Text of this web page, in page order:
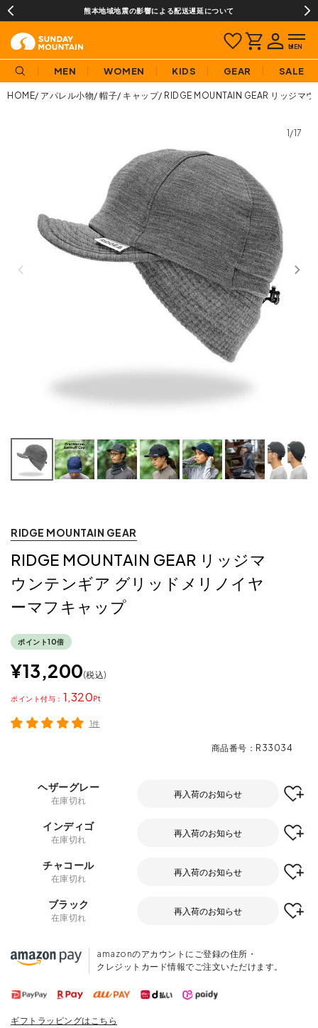
熊本地域地震の影響による配送遅延について
MEN WOMEN KIDS GEAR SALE
HOME アパレル小物 帽子 キャップ RIDGE MOUNTAIN GEAR リッジマ
1/17
RIDGE MOUNTAIN GEAR
RIDGE MOUNTAIN GEAR リッジマ
ウンテンギア グリッドメリノイヤ
ーマフキャップ
ポイント10倍
¥13,200 税込
1,320
ポイント
1件
商品番号 R33034
ヘザーグレー
在庫切れ
再入荷のお知らせ
インディゴ
在庫切れ
再入荷のお知らせ
チャコール
在庫切れ
再入荷のお知らせ
ブラック
在庫切れ
再入荷のお知らせ
amazonのアカウントにご登録の住所・
クレジットカード情報でご注文いただけます。
ギフトラッピングはこちら